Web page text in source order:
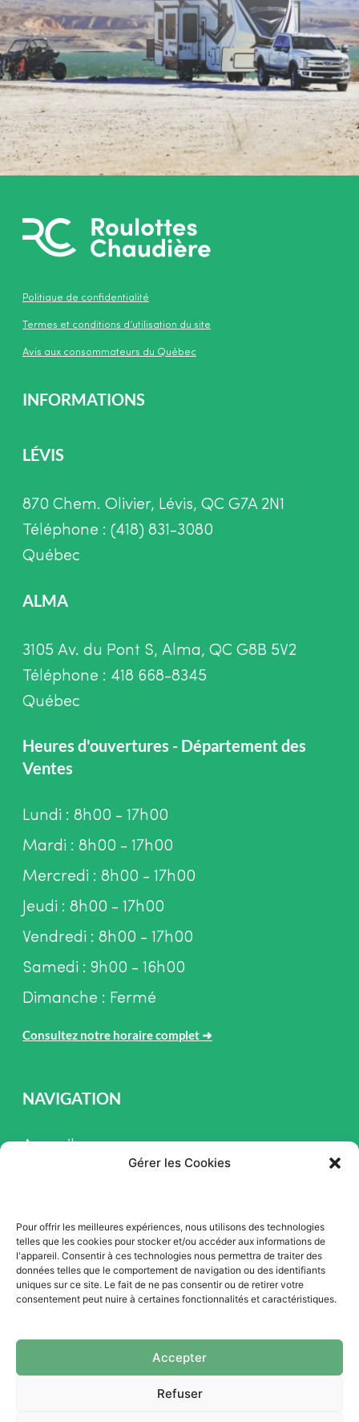
Gérer les Cookies
Pour offrir les meilleures expériences, nous utilisons des technologies
telles que les cookies pour stocker et/ou accéder aux informations de
l'appareil. Consentir à ces technologies nous permettra de traiter des
données telles que le comportement de navigation ou des identifiants
uniques sur ce site. Le fait de ne pas consentir ou de retirer votre
consentement peut nuire à certaines fonctionnalités et caractéristiques.
Accepter
Refuser
Politique de confidentialité
Termes et conditions d’utilisation du site
Avis aux consommateurs du Québec
INFORMATIONS
LÉVIS
870 Chem. Olivier, Lévis, QC G7A 2N1
Téléphone : (418) 831-3080
Québec
ALMA
3105 Av. du Pont S, Alma, QC G8B 5V2
Téléphone : 418 668-8345
Québec
Heures d'ouvertures - Département des
Ventes
Lundi : 8h00 - 17h00
Mardi : 8h00 - 17h00
Mercredi : 8h00 - 17h00
Jeudi : 8h00 - 17h00
Vendredi : 8h00 - 17h00
Samedi : 9h00 - 16h00
Dimanche : Fermé
Consultez notre horaire complet ➜
NAVIGATION
Accueil
Promotion
Blogue
Nous contacter